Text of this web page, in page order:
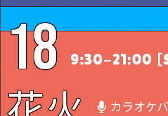
18 9:30-21:00
カラオケ